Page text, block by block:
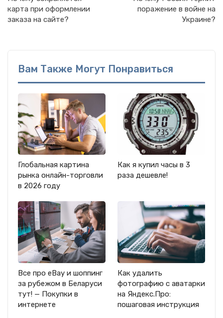
карта при оформлении
заказа на сайте?
поражение в войне на
Украине?
Вам Также Могут Понравиться
Глобальная картина
рынка онлайн-торговли
в 2026 году
Как я купил часы в 3
раза дешевле!
Все про eBay и шоппинг
за рубежом в Беларуси
тут! — Покупки в
интернете
Как удалить
фотографию с аватарки
на Яндекс.Про:
пошаговая инструкция